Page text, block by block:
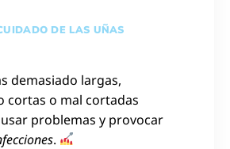
DE LAS UÑAS
demasiado largas,
cortas o mal cortadas
problemas y provocar
.